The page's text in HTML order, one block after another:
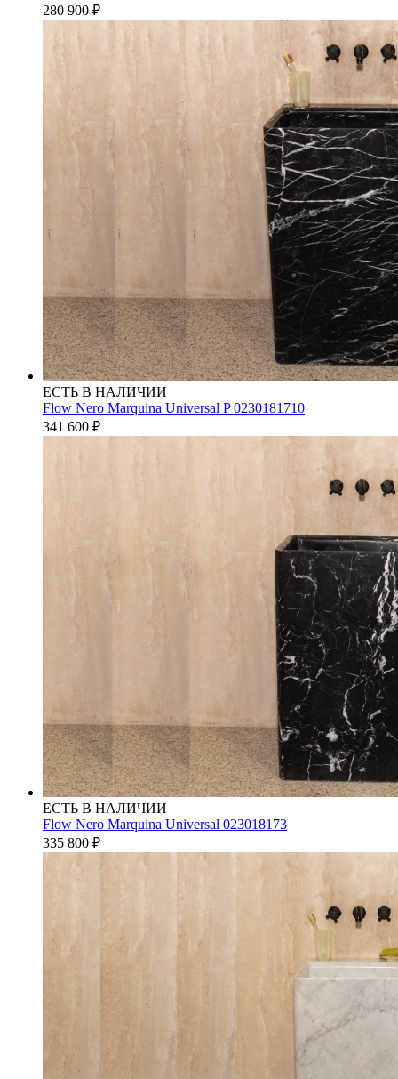
280 900 ₽
ЕСТЬ В НАЛИЧИИ
Flow Nero Marquina Universal P 0230181710
341 600 ₽
ЕСТЬ В НАЛИЧИИ
Flow Nero Marquina Universal 023018173
335 800 ₽